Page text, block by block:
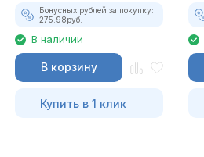
Бонусных рублей за покупку:
275.98руб.
В наличии
В корзину
Купить в 1 клик